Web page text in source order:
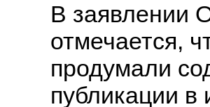
В заявлении
отмечается,
продумали
публикации в